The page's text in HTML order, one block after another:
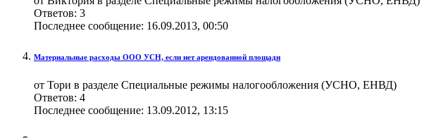
Ответов: 3
Последнее сообщение: 16.09.2013, 00:50
Материальные расходы ООО УСН, если нет арендованной площади
от Тори в разделе Специальные режимы налогообложения (УСНО, ЕНВД)
Ответов: 4
Последнее сообщение: 13.09.2012, 13:15